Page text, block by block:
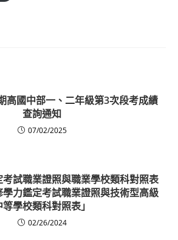
高國中部一、二年級第3次段考成績
查詢通知
07/02/2025
試職業證照與職業學校類科對照表
力鑑定考試職業證照與技術型高級
等學校類科對照表」
02/26/2024